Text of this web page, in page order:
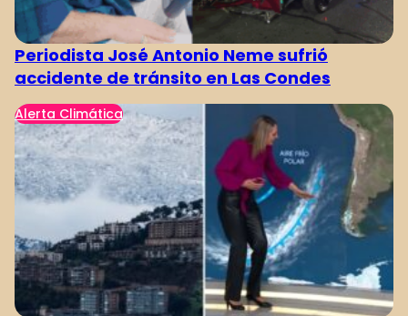
Periodista José Antonio Neme sufrió
accidente de tránsito en Las Condes
Alerta Climática